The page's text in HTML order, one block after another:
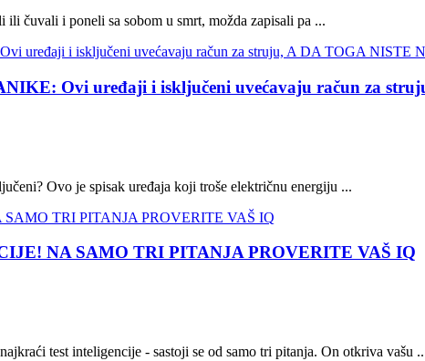
čuvali i poneli sa sobom u smrt, možda zapisali pa ...
Ovi uređaji i isključeni uvećavaju račun za
Ovo je spisak uređaja koji troše električnu energiju ...
NA SAMO TRI PITANJA PROVERITE VAŠ IQ
test inteligencije - sastoji se od samo tri pitanja. On otkriva vašu